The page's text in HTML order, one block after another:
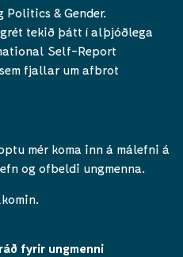
Politics & Gender.
tekið þátt í alþjóðlega
Self-Report
fjallar um afbrot
mér koma inn á málefni á
og ofbeldi ungmenna.
fyrir ungmenni